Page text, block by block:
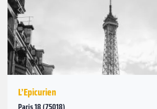
Précédent
L’Epicurien